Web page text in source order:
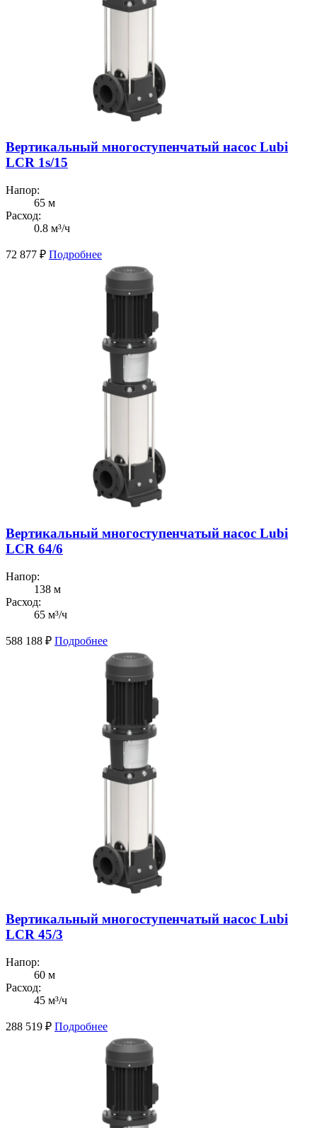
Вертикальный многоступенчатый насос Lubi
LCR 1s/15
Напор:
65 м
Расход:
0.8 м³/ч
72 877 ₽ Подробнее
Вертикальный многоступенчатый насос Lubi
LCR 64/6
Напор:
138 м
Расход:
65 м³/ч
588 188 ₽ Подробнее
Вертикальный многоступенчатый насос Lubi
LCR 45/3
Напор:
60 м
Расход:
45 м³/ч
288 519 ₽ Подробнее